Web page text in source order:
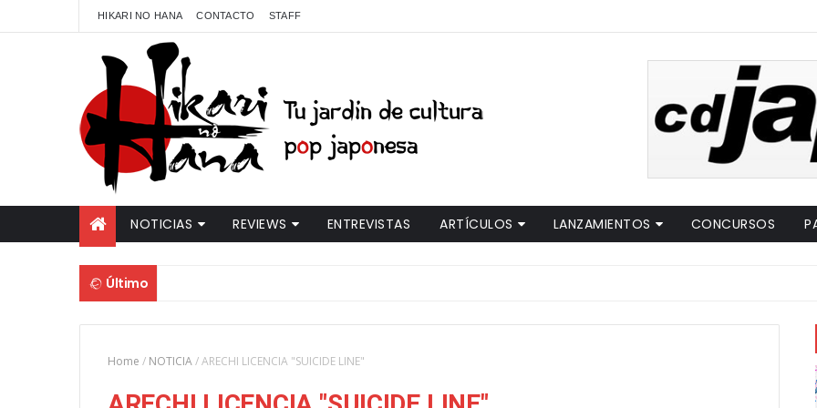
HIKARI NO HANA CONTACTO STAFF
NOTICIAS REVIEWS ENTREVISTAS ARTÍCULOS LANZAMIENTOS CONCURSOS
Último
Home / NOTICIA/ARECHI LICENCIA "SUICIDE LINE"